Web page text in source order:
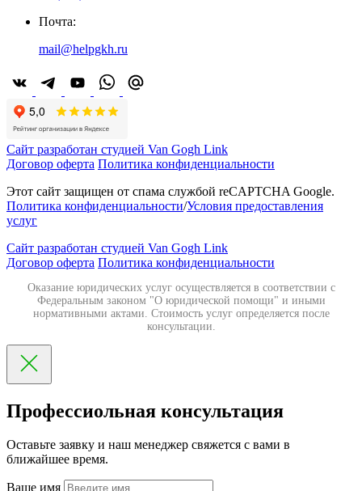
Почта:
mail@helpgkh.ru
Сайт разработан студией Van Gogh Link
Договор оферта Политика конфиденциальности
Этот сайт защищен от спама службой reCAPTCHA Google.
Политика конфиденциальности/Условия предоставления
услуг
Сайт разработан студией Van Gogh Link
Договор оферта Политика конфиденциальности
Оказание юридических услуг осуществляется в соответствии с
Федеральным законом "О юридической помощи" и иными
нормативными актами. Стоимость услуг определяется после
консультации.
Профессиольная консультация
Оставьте заявку и наш менеджер свяжется с вами в
ближайшее время.
Ваше имя